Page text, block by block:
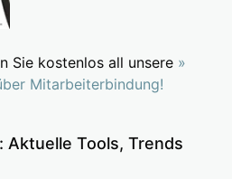
Sie kostenlos all unsere »
Mitarbeiterbindung!
Aktuelle Tools, Trends